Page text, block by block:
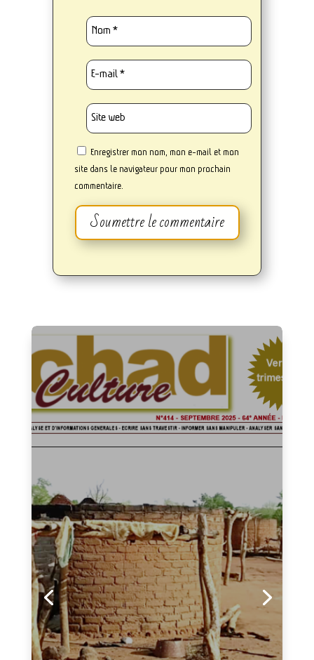
Enregistrer mon nom, mon e-mail et mon
site dans le navigateur pour mon prochain
commentaire.
Soumettre le commentaire